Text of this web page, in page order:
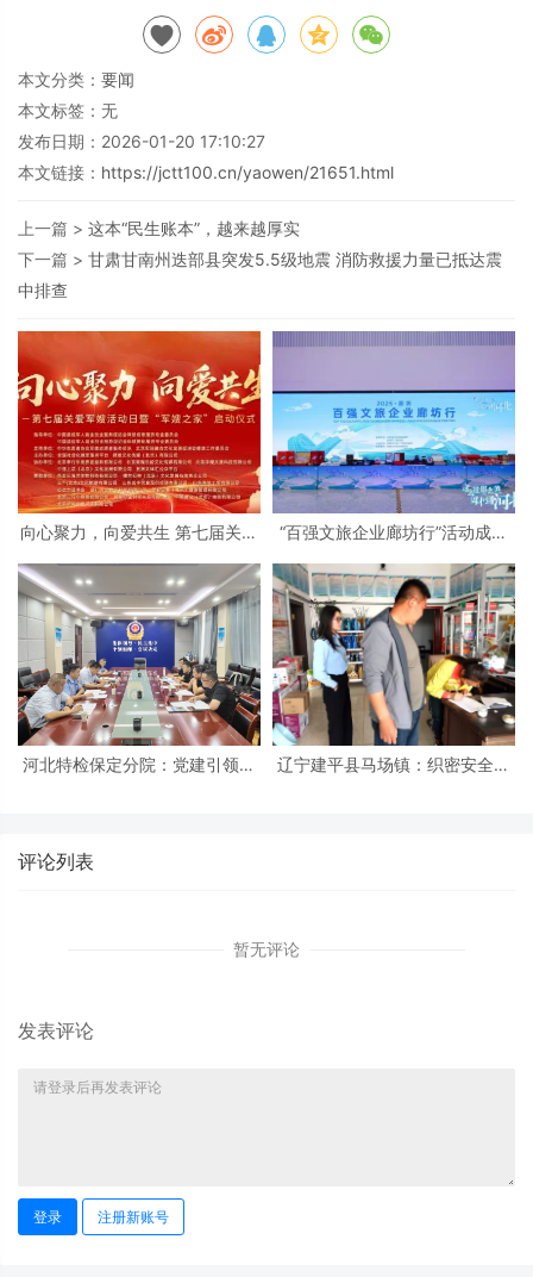
本文分类： 要闻
本文标签：无
发布日期：2026-01-20 17:10:27
本文链接： https://jctt100.cn/yaowen/21651.html
上一篇 > 这本“民生账本”，越来越厚实
下一篇 > 甘肃甘南州迭部县突发5.5级地震 消防救援力量已抵达震
中排查
向心聚力，向爱共生 第七届关爱
式在京隆重举行
“百强文旅企业廊坊行”活动成功
河北特检保定分院：党建引领促
辽宁建平县马场镇：织密安全防
评论列表
暂无评论
发表评论
登录 注册新账号